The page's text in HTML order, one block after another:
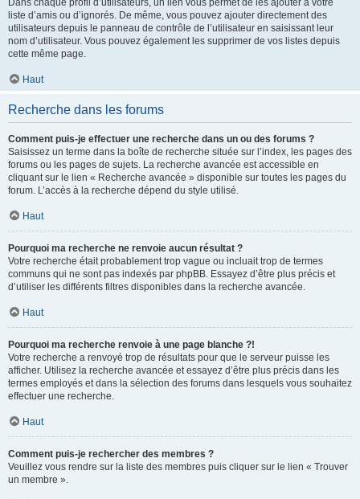
Dans chaque profil d’utilisateurs, un lien vous permet de les ajouter à votre
liste d’amis ou d’ignorés. De même, vous pouvez ajouter directement des
utilisateurs depuis le panneau de contrôle de l’utilisateur en saisissant leur
nom d’utilisateur. Vous pouvez également les supprimer de vos listes depuis
cette même page.
Haut
Recherche dans les forums
Comment puis-je effectuer une recherche dans un ou des forums ?
Saisissez un terme dans la boîte de recherche située sur l’index, les pages des
forums ou les pages de sujets. La recherche avancée est accessible en
cliquant sur le lien « Recherche avancée » disponible sur toutes les pages du
forum. L’accès à la recherche dépend du style utilisé.
Haut
Pourquoi ma recherche ne renvoie aucun résultat ?
Votre recherche était probablement trop vague ou incluait trop de termes
communs qui ne sont pas indexés par phpBB. Essayez d’être plus précis et
d’utiliser les différents filtres disponibles dans la recherche avancée.
Haut
Pourquoi ma recherche renvoie à une page blanche ?!
Votre recherche a renvoyé trop de résultats pour que le serveur puisse les
afficher. Utilisez la recherche avancée et essayez d’être plus précis dans les
termes employés et dans la sélection des forums dans lesquels vous souhaitez
effectuer une recherche.
Haut
Comment puis-je rechercher des membres ?
Veuillez vous rendre sur la liste des membres puis cliquer sur le lien « Trouver
un membre ».